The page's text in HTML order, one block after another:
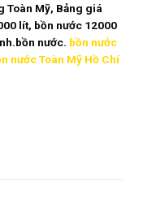
Toàn Mỹ, Bảng giá
lít, bồn nước 12000
nước. bồn nước
nước Toàn Mỹ Hồ Chí